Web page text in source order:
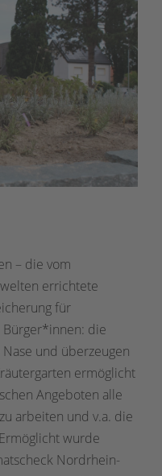
– die vom
errichtete
für
die
und überzeugen
ermöglicht
Angeboten alle
arbeiten und v.a. die
wurde
Nordrhein-